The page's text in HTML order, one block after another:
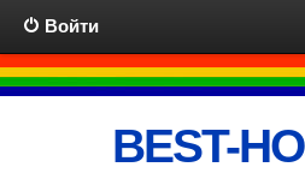
Войти
BEST-